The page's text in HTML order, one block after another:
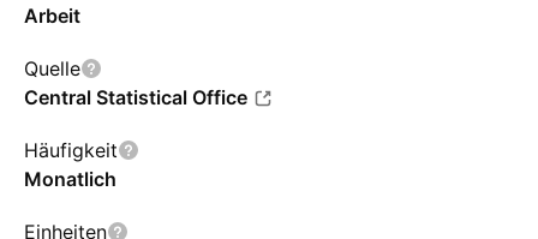
Arbeit
Quelle
Central Statistical Office
Häufigkeit
Monatlich
Einheiten